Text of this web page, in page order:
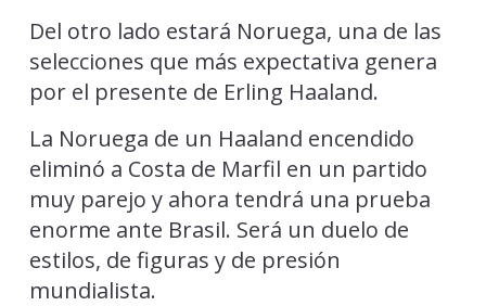
Del otro lado estará Noruega, una de las
selecciones que más expectativa genera
por el presente de Erling Haaland.
La Noruega de un Haaland encendido
eliminó a Costa de Marfil en un partido
muy parejo y ahora tendrá una prueba
enorme ante Brasil. Será un duelo de
estilos, de figuras y de presión
mundialista.